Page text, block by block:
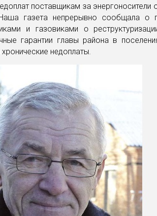
поставщикам за энергоносители
газета непрерывно сообщала о
и газовиками о
гарантии главы района в
недоплаты.